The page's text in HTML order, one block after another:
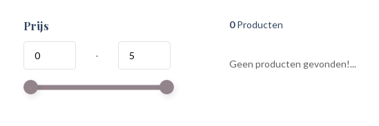
Prijs
-
0Producten
Geen producten gevonden!...